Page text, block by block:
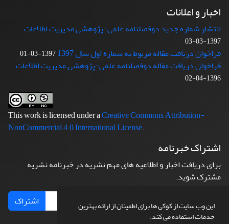
این وب سایت از کوکی ها برای اطمینان از ارائه بهترین
خدمات استفاده می کند.
اخبار و اعلانات
انتشار شماره جدید دوفصلنامه علمی-پژوهشی مدیریت اطلاعات
1397-03-03
فراخوان دریافت مقاله مربوط به شماره اول سال 1397 1397-03-01
فراخوان دریافت مقاله دوفصلنامه علمی-پژوهشی مدیریت اطلاعات
1396-04-02
This work is licensed under aCreative Commons Attribution-
NonCommercial 4.0 International License.
اشتراک خبرنامه
برای دریافت اخبار و اطلاعیه های مهم نشریه در خبرنامه نشریه
مشترک شوید.
اشتراک